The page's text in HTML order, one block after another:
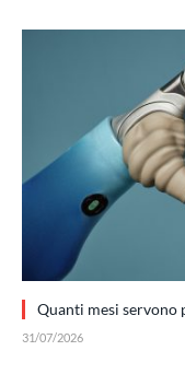
Quanti mesi servono
31/07/2026